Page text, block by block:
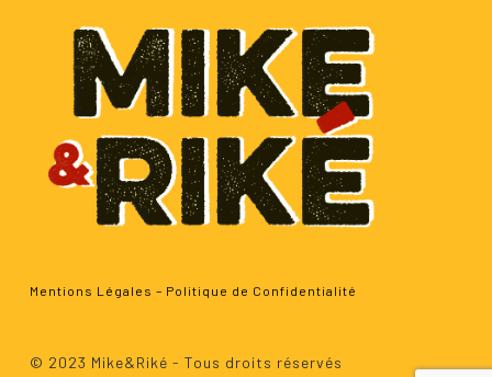
Mentions Légales – Politique de Confidentialité
© 2023 Mike&Riké - Tous droits réservés